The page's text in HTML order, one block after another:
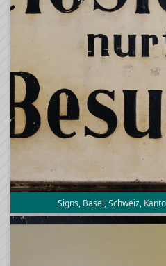
Signs, Basel, Schweiz,